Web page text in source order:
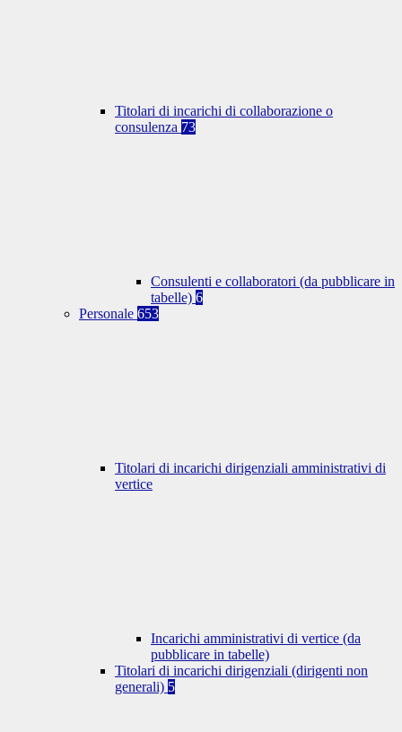
Titolari di incarichi di collaborazione o
consulenza 73
Consulenti e collaboratori (da pubblicare in
tabelle) 6
Personale 653
Titolari di incarichi dirigenziali amministrativi di
vertice
Incarichi amministrativi di vertice (da
pubblicare in tabelle)
Titolari di incarichi dirigenziali (dirigenti non
generali) 5